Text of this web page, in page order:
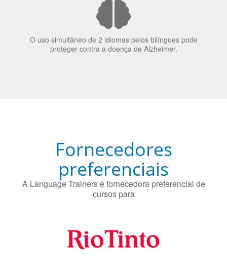
O uso simultâneo de 2 idiomas pelos bilíngues pode
proteger contra a doença de Alzheimer.
Fornecedores
preferenciais
A Language Trainers é fornecedora preferencial de
cursos para